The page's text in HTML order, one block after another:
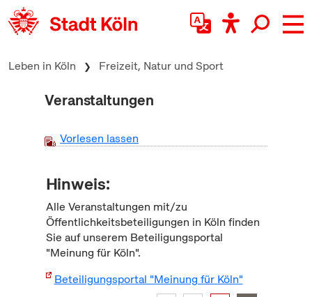
zum Inhalt springen
Leben in Köln Freizeit, Natur und Sport
Veranstaltungen
Vorlesen lassen
Hinweis:
Alle Veranstaltungen mit/zu
Öffentlichkeitsbeteiligungen in Köln finden
Sie auf unserem Beteiligungsportal
"Meinung für Köln".
Beteiligungsportal "Meinung für Köln"